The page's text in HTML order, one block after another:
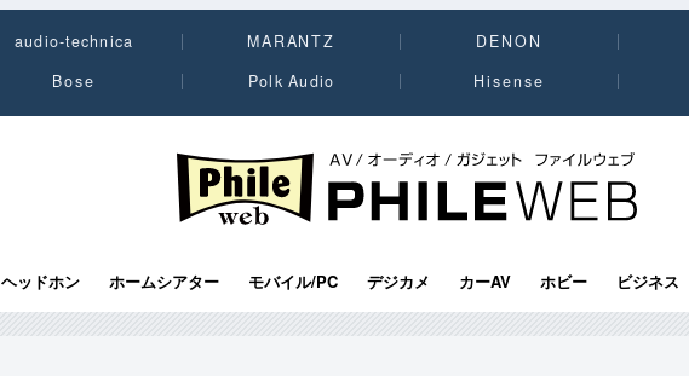
audio-technica MARANTZ DENON
Bose
Polk Audio Hisense
PHILE WEB｜AV/オーディオ/ガジェット
ヘッドホン ホームシアター モバイル/PC デジカメ カーAV ホビー ビジネス